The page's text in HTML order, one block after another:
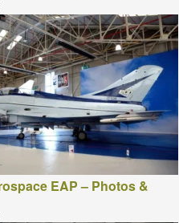
EAP – Photos &